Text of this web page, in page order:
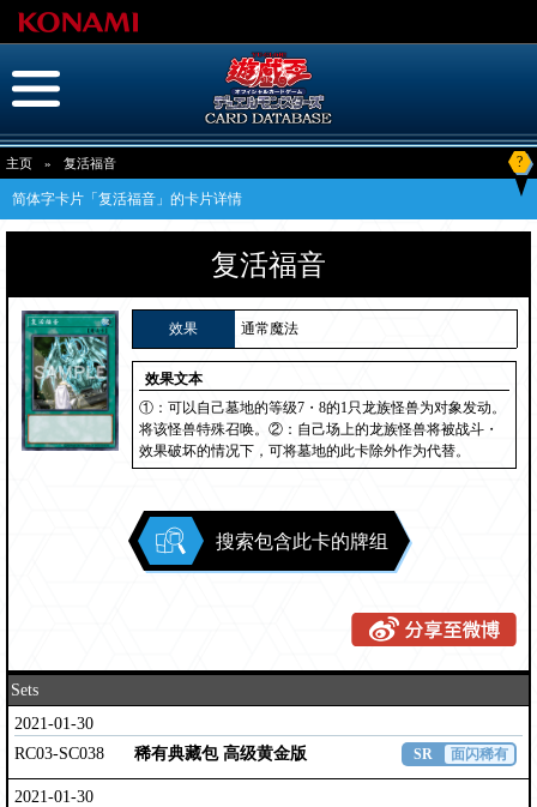
主页 » 复活福音 ?
简体字卡片「复活福音」的卡片详情
复活福音
效果 通常魔法
效果文本
①：可以自己墓地的等级7・8的1只龙族怪兽为对象发动。
将该怪兽特殊召唤。②：自己场上的龙族怪兽将被战斗・
效果破坏的情况下，可将墓地的此卡除外作为代替。
搜索包含此卡的牌组
Sets
2021-01-30
RC03-SC038
稀有典藏包 高级黄金版 SR 面闪稀有
2021-01-30